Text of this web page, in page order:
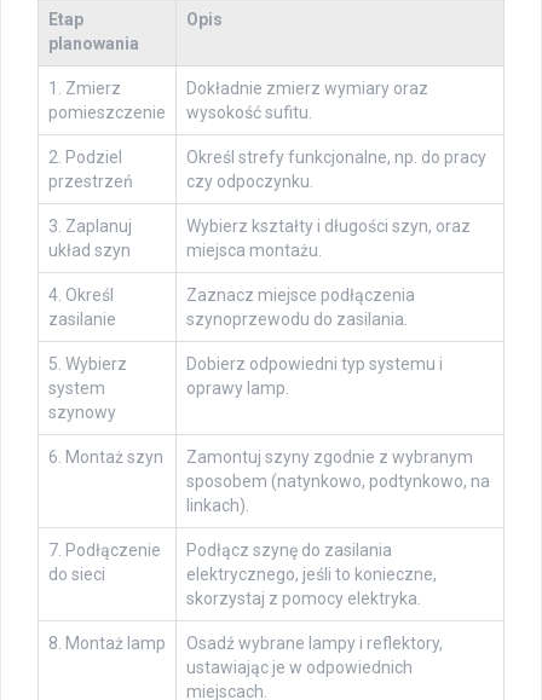
Etap
planowania
Opis
1. Zmierz
pomieszczenie
Dokładnie zmierz wymiary oraz
wysokość sufitu.
2. Podziel
przestrzeń
Określ strefy funkcjonalne, np. do pracy
czy odpoczynku.
3. Zaplanuj
układ szyn
Wybierz kształty i długości szyn, oraz
miejsca montażu.
4. Określ
zasilanie
Zaznacz miejsce podłączenia
szynoprzewodu do zasilania.
5. Wybierz
system
szynowy
Dobierz odpowiedni typ systemu i
oprawy lamp.
6. Montaż szyn
Zamontuj szyny zgodnie z wybranym
sposobem (natynkowo, podtynkowo, na
linkach).
7. Podłączenie
do sieci
Podłącz szynę do zasilania
elektrycznego, jeśli to konieczne,
skorzystaj z pomocy elektryka.
8. Montaż lamp
Osadź wybrane lampy i reflektory,
ustawiając je w odpowiednich
miejscach.